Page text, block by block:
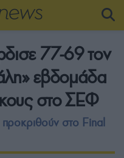
77-69 τον
εβδομάδα
στο ΣΕΦ
προκριθούν στο Final